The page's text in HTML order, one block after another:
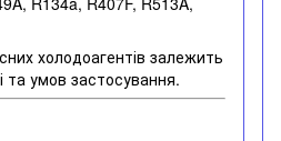
холодоагентів залежить
та умов застосування.